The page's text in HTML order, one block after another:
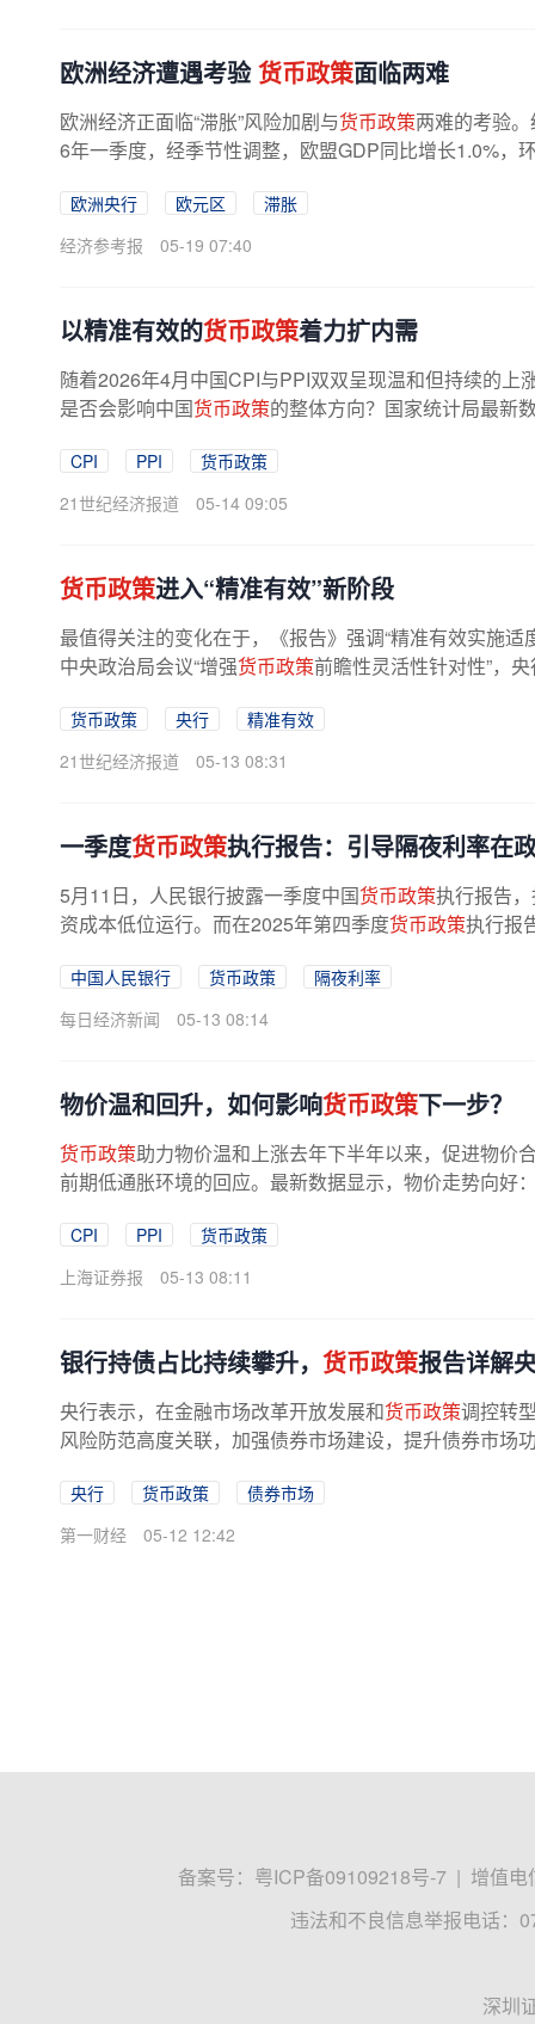
欧洲经济遭遇考验货币政策面临两难
欧洲经济正面临“滞胀”风险加剧与货币政策两难的考验
6年一季度，经季节性调整，欧盟GDP同比增长1.0%，
欧洲央行 欧元区
滞胀
经济参考报
05-19 07:40
以精准有效的货币政策着力扩内需
随着2026年4月中国CPI与PPI双双呈现温和但持续的
是否会影响中国货币政策的整体方向？国家统计局最新
CPI PPI
货币政策
21世纪经济报道
05-14 09:05
货币政策进入“精准有效”新阶段
最值得关注的变化在于，《报告》强调“精准有效实施适
中央政治局会议“增强货币政策前瞻性灵活性针对性”，
货币政策 央行
精准有效
21世纪经济报道
05-13 08:31
一季度货币政策执行报告：引导隔夜利率在
5月11日，人民银行披露一季度中国货币政策执行报告
资成本低位运行。而在2025年第四季度货币政策执行报
中国人民银行 货币政策
隔夜利率
每日经济新闻
05-13 08:14
物价温和回升，如何影响货币政策下一步？
货币政策助力物价温和上涨去年下半年以来，促进物价
前期低通胀环境的回应。最新数据显示，物价走势向好
CPI PPI
货币政策
上海证券报
05-13 08:11
银行持债占比持续攀升， 货币政策报告详解
央行表示，在金融市场改革开放发展和货币政策调控转
风险防范高度关联，加强债券市场建设，提升债券市场
央行 货币政策
债券市场
第一财经
05-12 12:42
备案号： 粤ICP备09109218号-7 | 增值电
违法和不良信息举报电话：
深圳